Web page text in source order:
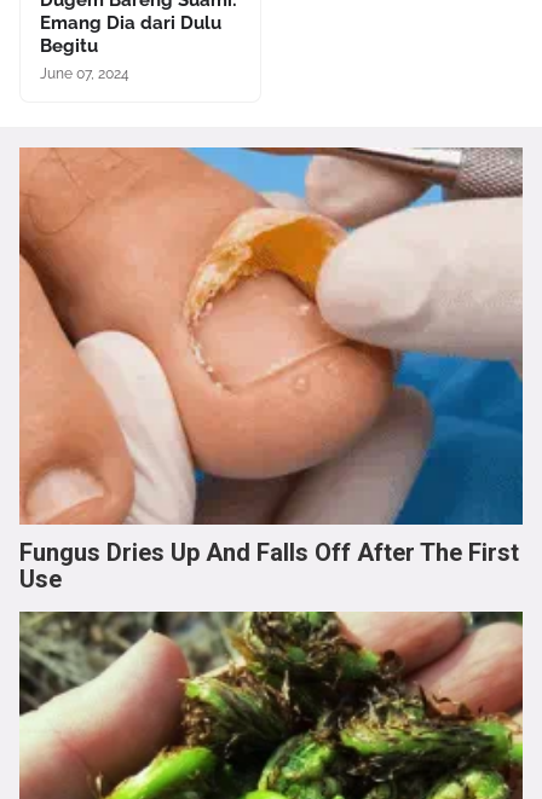
Emang Dia dari Dulu
Begitu
June 07, 2024
Fungus Dries Up And Falls Off After The First
Use